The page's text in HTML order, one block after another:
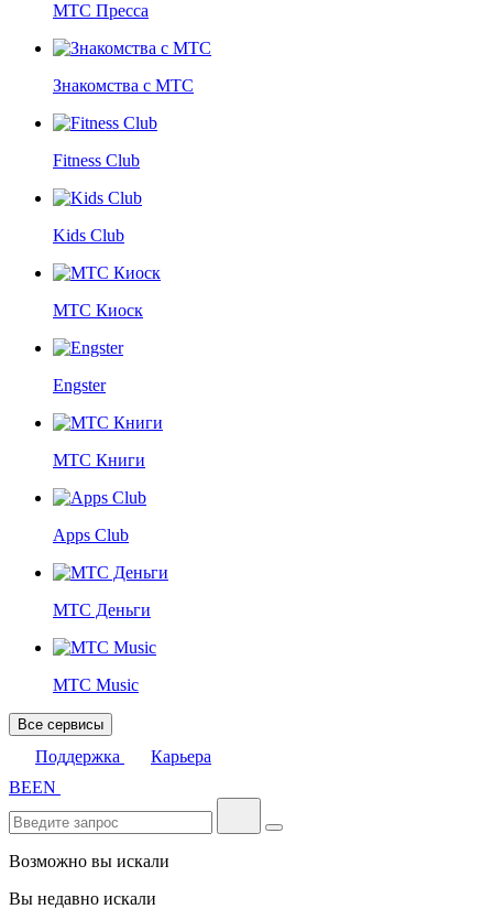
МТС Пресса
Знакомства с МТС
Fitness Club
Kids Club
МТС Киоск
Engster
МТС Книги
Apps Club
МТС Деньги
МТС Music
Все сервисы
Поддержка
Карьера
BEEN
Возможно вы искали
Вы недавно искали